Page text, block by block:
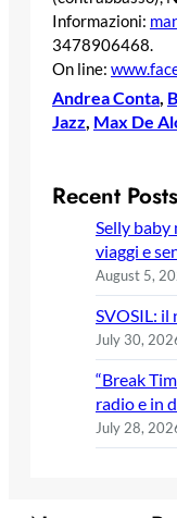
Informazioni:
3478906468.
On line:
Andrea Conta,
Jazz, Max De
Recent Posts
Selly baby
viaggi e
August 5,
SVOSIL: il
July 30,
“Break
radio e in
July 28,